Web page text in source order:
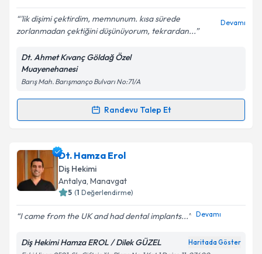
E-posta Adresiniz
Kişisel verilerimin işlenmesine ilişkin
Metni'ni okudum ve kişisel verilerimin belirtilen
kapsamda işlenmesini kabul ediyorum.
'lik dişimi çektirdim, memnunum. kısa sürede
zorlanmadan çektiğini düşünüyorum, tekrardan...
Devamı
Dt. Ahmet Kıvanç Göldağ Özel
Muayenehanesi
Barış Mah. Barışmanço Bulvarı No:71/A
Randevu Talep Et
Randevu Takvimi Talebi
Dt. Ahmet Kıvanç Göldağ
oluşturun. Size bu uzmandan randevu almanız için bir
takvim hazırlandığında e-posta ile bilgilendireceğiz.
Dt. Hamza Erol
Diş Hekimi
Antalya, Manavgat
5 (1 Değerlendirme)
I came from the UK and had dental implants... Devamı
Diş Hekimi Hamza EROL / Dilek GÜZEL Haritada Göster